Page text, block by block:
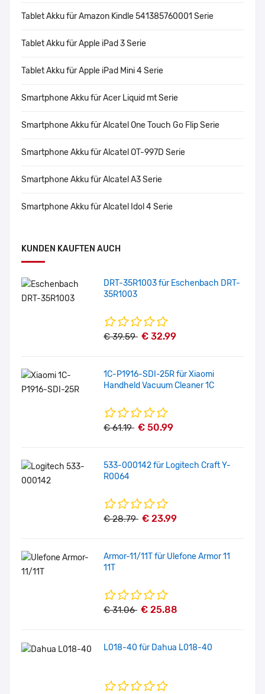
Tablet Akku für Amazon Kindle 541385760001 Serie
Tablet Akku für Apple iPad 3 Serie
Tablet Akku für Apple iPad Mini 4 Serie
Smartphone Akku für Acer Liquid mt Serie
Smartphone Akku für Alcatel One Touch Go Flip Serie
Smartphone Akku für Alcatel OT-997D Serie
Smartphone Akku für Alcatel A3 Serie
Smartphone Akku für Alcatel Idol 4 Serie
KUNDEN KAUFTEN AUCH
DRT-35R1003 für Eschenbach DRT-
35R1003
€ 39.59 € 32.99
1C-P1916-SDI-25R für Xiaomi
Handheld Vacuum Cleaner 1C
€ 61.19 € 50.99
533-000142 für Logitech Craft Y-
R0064
€ 28.79 € 23.99
Armor-11/11T für Ulefone Armor 11
11T
€ 31.06 € 25.88
L018-40 für Dahua L018-40